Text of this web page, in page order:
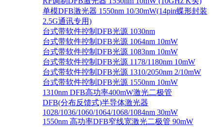
单模DFB激光器 1550nm 10/30mW(14pin蝶形封装
2.5G通讯专用)
台式带软件控制DFB光源 1030nm
台式带软件控制DFB光源 1064nm 10mW
台式带软件控制DFB光源 1083nm 10mW
台式带软件控制DFB光源 1178/1180nm 10mW
台式带软件控制DFB光源 1310/2050nm 2/10mW
台式带软件控制DFB光源 1550nm 10mW
1310nm DFB高功率400mW激光二极管
DFB(分布反馈式)半导体激光器
1028/1036/1060/1064/1068/1084nm 30mW
1550nm 高功率DFB窄线宽激光二极管 90mW